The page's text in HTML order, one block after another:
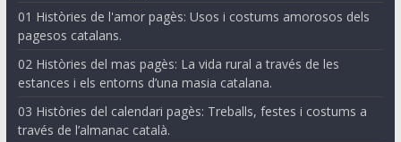
01 Històries de l'amor pagès: Usos i costums amorosos dels
pagesos catalans.
02 Històries del mas pagès: La vida rural a través de les
estances i els entorns d’una masia catalana.
03 Històries del calendari pagès: Treballs, festes i costums a
través de l’almanac català.